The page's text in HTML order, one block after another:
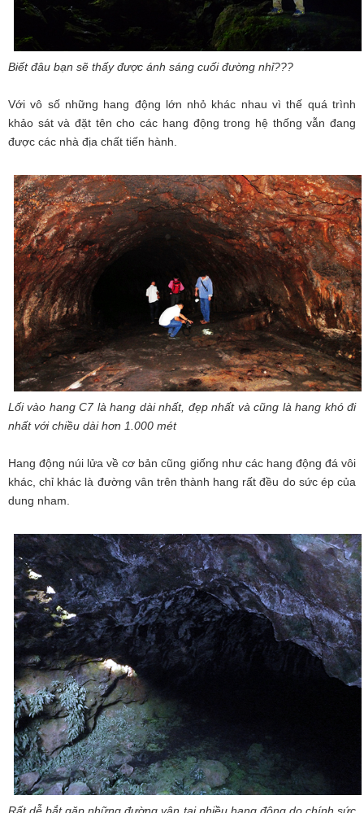
Biết đâu bạn sẽ thấy được ánh sáng cuối đường nhỉ???
Với vô số những hang động lớn nhỏ khác nhau vì thế quá trình
khảo sát và đặt tên cho các hang động trong hệ thống vẫn đang
được các nhà địa chất tiến hành.
Lối vào hang C7 là hang dài nhất, đẹp nhất và cũng là hang khó đi
nhất với chiều dài hơn 1.000 mét
Hang động núi lửa về cơ bản cũng giống như các hang động đá vôi
khác, chỉ khác là đường vân trên thành hang rất đều do sức ép của
dung nham.